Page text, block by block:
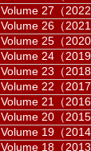
Volume 27（2022
Volume 26（2021
Volume 25（2020
Volume 24（2019
Volume 23（2018
Volume 22（2017
Volume 21（2016
Volume 20（2015
Volume 19（2014
Volume 18（2013